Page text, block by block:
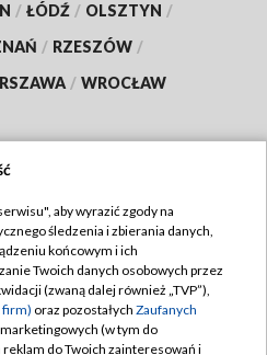
/ ŁÓDŹ / OLSZTYN /
/ RZESZÓW /
/ WROCŁAW
TVP
TVP
prywatności
zgody
aby wyrazić zgody na
śledzenia i zbierania danych,
końcowym i ich
Twoich danych osobowych przez
(zwaną dalej również „TVP”),
firm) oraz pozostałych Zaufanych
(w tym do
do Twoich zainteresowań i